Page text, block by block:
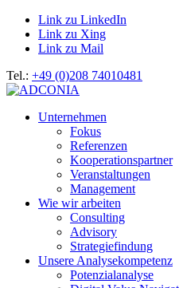
Link zu LinkedIn
Link zu Xing
Link zu Mail
Tel.: +49 (0)208 74010481
Unternehmen
Fokus
Referenzen
Kooperationspartner
Veranstaltungen
Management
Wie wir arbeiten
Consulting
Advisory
Strategiefindung
Unsere Analysekompetenz
Potenzialanalyse